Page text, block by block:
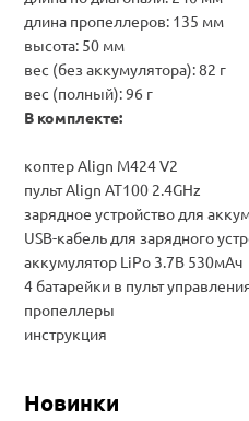
длина пропеллеров: 135 мм
высота: 50 мм
вес (без аккумулятора): 82 г
вес (полный): 96 г
В комплекте:
коптер Align M424 V2
пульт Align AT100 2.4GHz
зарядное устройство для
USB-кабель для зарядного
аккумулятор LiPo 3.7В 530мАч
4 батарейки в пульт
пропеллеры
инструкция
Новинки